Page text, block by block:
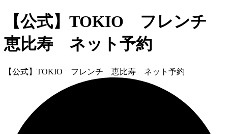
【公式】TOKIO フレンチ
恵比寿 ネット予約
【公式】TOKIO フレンチ 恵比寿 ネット予約